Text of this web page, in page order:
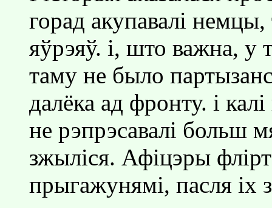
горад акупавалi
яўрэяў. i, што важна, у
таму не было
далёка ад фронту. i
не рэпрэсавалi больш
зжылiся. Афiцэры
прыгажунямi, пасля iх